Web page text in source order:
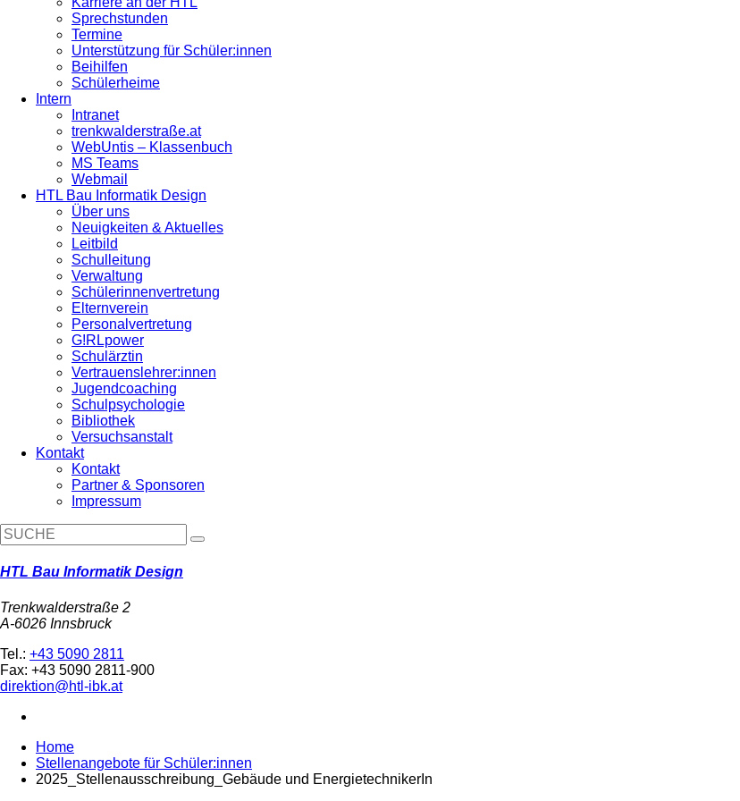
Sprechstunden
Termine
Unterstützung für Schüler:innen
Beihilfen
Schülerheime
Intern
Intranet
trenkwalderstraße.at
WebUntis – Klassenbuch
MS Teams
Webmail
HTL Bau Informatik Design
Über uns
Neuigkeiten & Aktuelles
Leitbild
Schulleitung
Verwaltung
Schülerinnenvertretung
Elternverein
Personalvertretung
G!RLpower
Schulärztin
Vertrauenslehrer:innen
Jugendcoaching
Schulpsychologie
Bibliothek
Versuchsanstalt
Kontakt
Kontakt
Partner & Sponsoren
Impressum
HTL Bau Informatik Design
Trenkwalderstraße 2
A-6026 Innsbruck
Tel.: +43 5090 2811
Fax: +43 5090 2811-900
direktion@htl-ibk.at
Home
Stellenangebote für Schüler:innen
2025_Stellenausschreibung_Gebäude und EnergietechnikerIn